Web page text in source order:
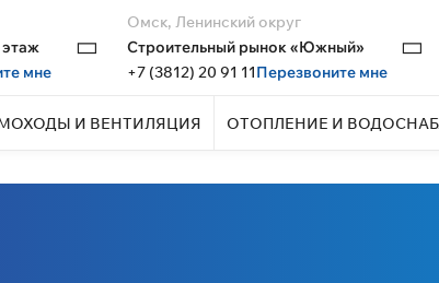
мне
Омск, Ленинский округ
Строительный рынок «Южный»
+7 (3812) 20 91 11Перезвоните мне
И ВЕНТИЛЯЦИЯ ОТОПЛЕНИЕ И